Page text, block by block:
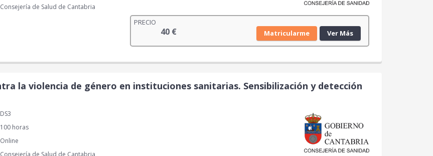
Consejería de Salud de Cantabria
PRECIO
40 € Matricularme Ver Más
la violencia de género en instituciones sanitarias. Sensibilización y detección
DS3
100 horas
Online
Consejería de Salud de Cantabria